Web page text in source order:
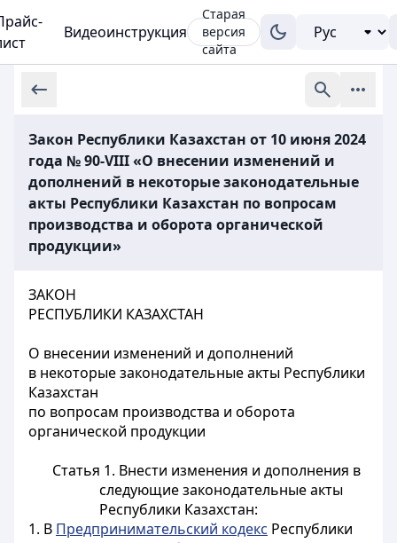
Видеоинструкция
Старая
версия
сайта
Закон Республики Казахстан от 10 июня 2024
года № 90-VIII «О внесении изменений и
дополнений в некоторые законодательные
акты Республики Казахстан по вопросам
производства и оборота органической
продукции»
ЗАКОН
РЕСПУБЛИКИ КАЗАХСТАН
О внесении изменений и дополнений
в некоторые законодательные акты Республики
Казахстан
по вопросам производства и оборота
органической продукции
Статья 1. Внести изменения и дополнения в
следующие законодательные акты
Республики Казахстан:
1. В Предпринимательский кодекс Республики